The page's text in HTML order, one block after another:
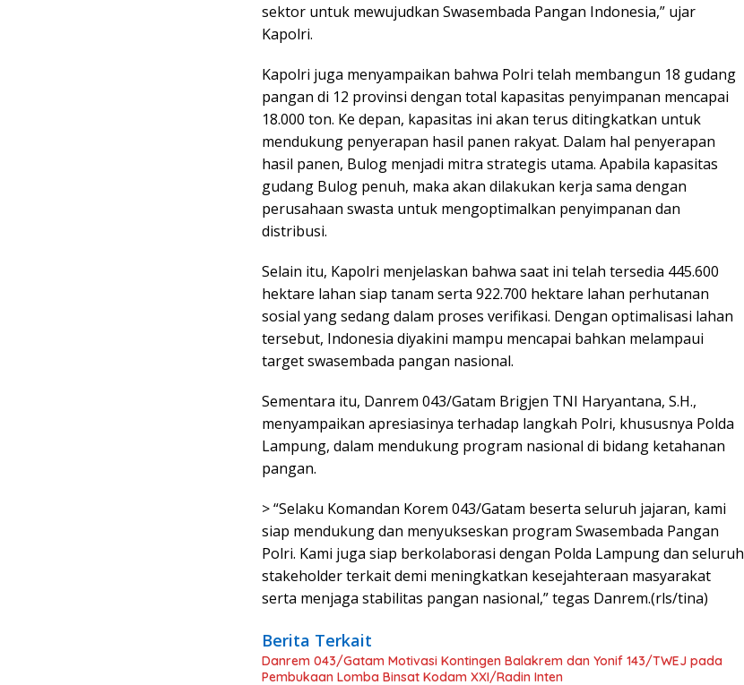
sektor untuk mewujudkan Swasembada Pangan Indonesia,” ujar
Kapolri.
Kapolri juga menyampaikan bahwa Polri telah membangun 18 gudang
pangan di 12 provinsi dengan total kapasitas penyimpanan mencapai
18.000 ton. Ke depan, kapasitas ini akan terus ditingkatkan untuk
mendukung penyerapan hasil panen rakyat. Dalam hal penyerapan
hasil panen, Bulog menjadi mitra strategis utama. Apabila kapasitas
gudang Bulog penuh, maka akan dilakukan kerja sama dengan
perusahaan swasta untuk mengoptimalkan penyimpanan dan
distribusi.
Selain itu, Kapolri menjelaskan bahwa saat ini telah tersedia 445.600
hektare lahan siap tanam serta 922.700 hektare lahan perhutanan
sosial yang sedang dalam proses verifikasi. Dengan optimalisasi lahan
tersebut, Indonesia diyakini mampu mencapai bahkan melampaui
target swasembada pangan nasional.
Sementara itu, Danrem 043/Gatam Brigjen TNI Haryantana, S.H.,
menyampaikan apresiasinya terhadap langkah Polri, khususnya Polda
Lampung, dalam mendukung program nasional di bidang ketahanan
pangan.
> “Selaku Komandan Korem 043/Gatam beserta seluruh jajaran, kami
siap mendukung dan menyukseskan program Swasembada Pangan
Polri. Kami juga siap berkolaborasi dengan Polda Lampung dan seluruh
stakeholder terkait demi meningkatkan kesejahteraan masyarakat
serta menjaga stabilitas pangan nasional,” tegas Danrem.(rls/tina)
Berita Terkait
Danrem 043/Gatam Motivasi Kontingen Balakrem dan Yonif 143/TWEJ pada
Pembukaan Lomba Binsat Kodam XXI/Radin Inten